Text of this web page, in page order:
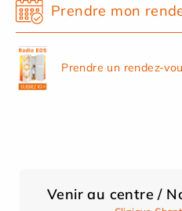
Prendre mon
Prendre un rendez-
Venir au centre /